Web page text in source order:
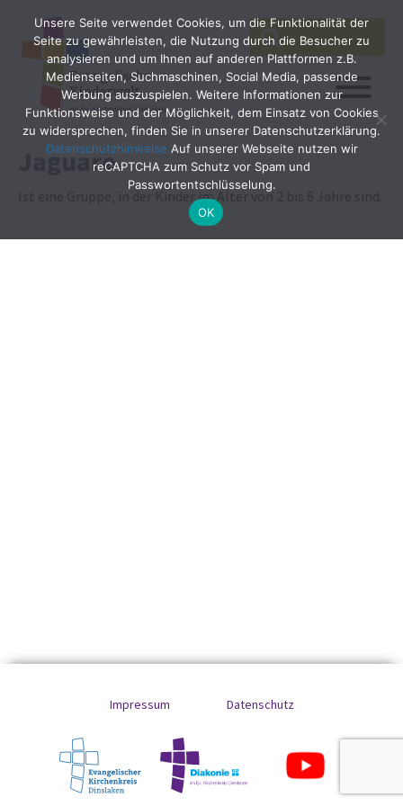
Search
for:
SEARCH
Jaguare
Ist eine Gruppe, in der Kinder im Alter von 2 bis 6 Jahre sind.
Impressum Datenschutz
Unsere Seite verwendet Cookies, um die Funktionalität der
Seite zu gewährleisten, die Nutzung durch die Besucher zu
analysieren und um Ihnen auf anderen Plattformen z.B.
Medienseiten, Suchmaschinen, Social Media, passende
Werbung auszuspielen. Weitere Informationen zur
Funktionsweise und der Möglichkeit, dem Einsatz von Cookies
zu widersprechen, finden Sie in unserer Datenschutzerklärung.
Datenschutzhinweise Auf unserer Webseite nutzen wir
reCAPTCHA zum Schutz vor Spam und
Passwortentschlüsselung.
OK